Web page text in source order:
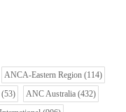
ANCA-Eastern Region (114)
(53) ANC Australia (432)